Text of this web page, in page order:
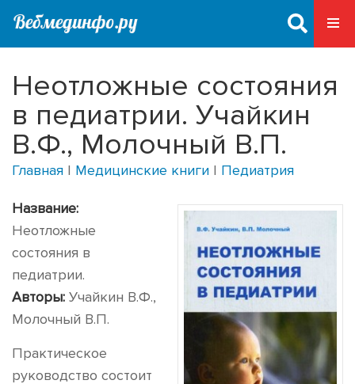
Неотложные состояния
в педиатрии. Учайкин
В.Ф., Молочный В.П.
Главная | Медицинские книги | Педиатрия
Название:
Неотложные
состояния в
педиатрии.
Авторы: Учайкин В.Ф.,
Молочный В.П.
Практическое
руководство состоит